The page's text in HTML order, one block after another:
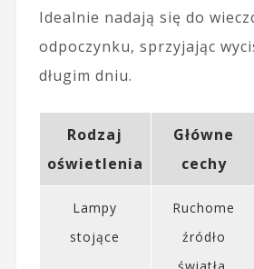
Idealnie nadają się do
odpoczynku, sprzyjając
długim dniu.
Rodzaj
oświetlenia
Główne
cechy
Lampy
stojące
Ruchome
źródło